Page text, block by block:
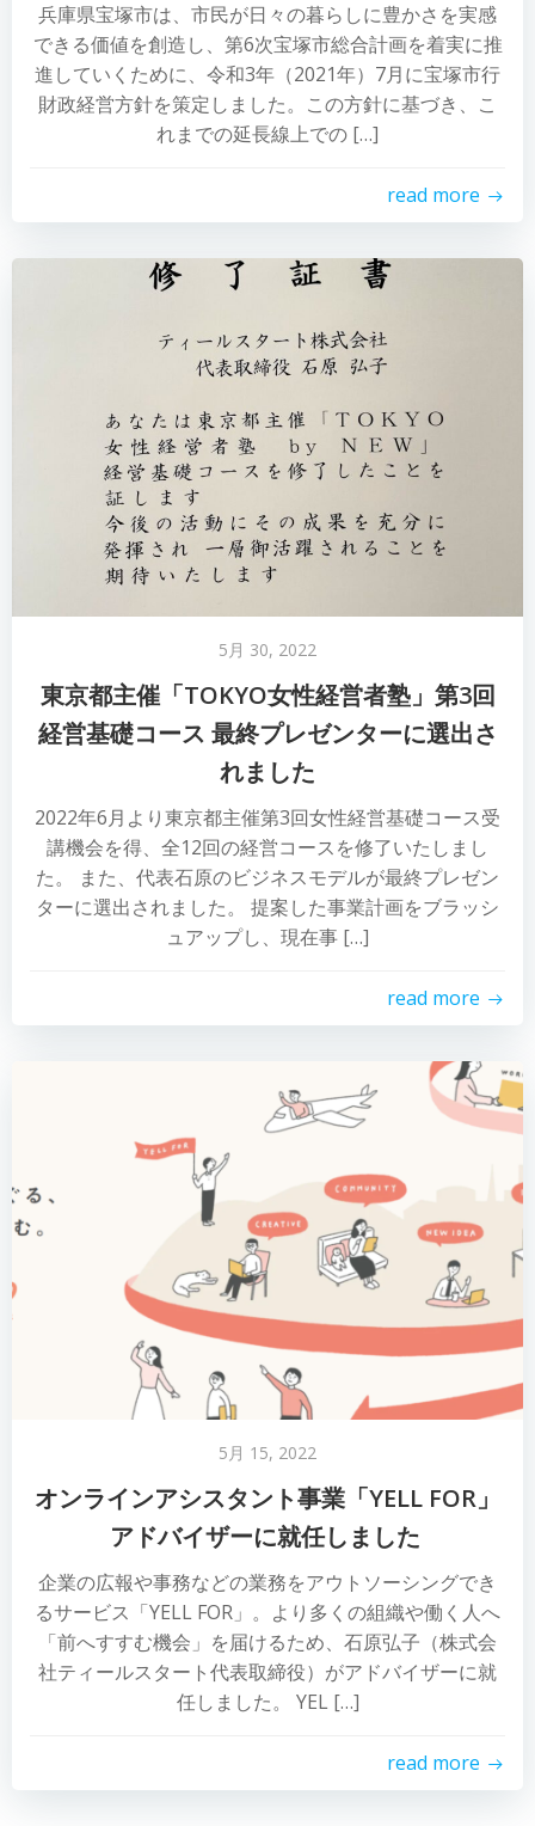
兵庫県宝塚市は、市民が日々の暮らしに豊かさを実感
できる価値を創造し、第6次宝塚市総合計画を着実に推
進していくために、令和3年（2021年）7月に宝塚市行
財政経営方針を策定しました。この方針に基づき、こ
れまでの延長線上での […]
read more
5月 30, 2022
東京都主催「TOKYO女性経営者塾」第3回
経営基礎コース 最終プレゼンターに選出さ
れました
2022年6月より東京都主催第3回女性経営基礎コース受
講機会を得、全12回の経営コースを修了いたしまし
た。 また、代表石原のビジネスモデルが最終プレゼン
ターに選出されました。 提案した事業計画をブラッシ
ュアップし、現在事 […]
read more
5月 15, 2022
オンラインアシスタント事業「YELL FOR」
アドバイザーに就任しました
企業の広報や事務などの業務をアウトソーシングでき
るサービス「YELL FOR」。より多くの組織や働く人へ
「前へすすむ機会」を届けるため、石原弘子（株式会
社ティールスタート代表取締役）がアドバイザーに就
任しました。 YEL […]
read more